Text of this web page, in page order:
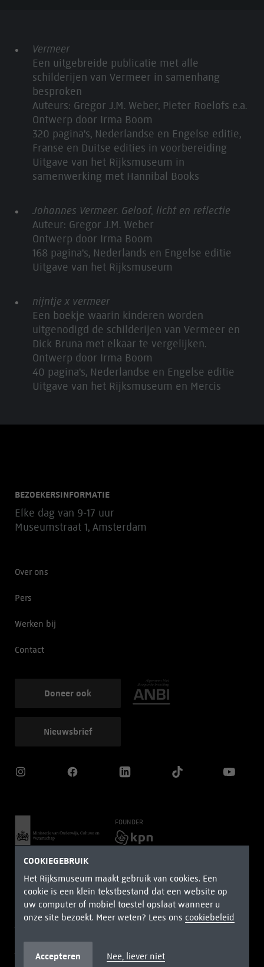
COOKIEGEBRUIK
Het Rijksmuseum maakt gebruik van cookies. Een
cookie is een klein tekstbestand dat een website op
uw computer of mobiel toestel opslaat wanneer u
onze site bezoekt. Meer weten? Lees ons cookiebeleid
Accepteren Nee, liever niet
Vermeer
Een uitgebreide publicatie met alle
schilderijen van Vermeer in samenhang
besproken
Auteurs: Gregor J.M. Weber, Pieter Roelofs e.a.
Ontwerp door Irma Boom
320 pagina's, Nederlandse en Engelse editie,
Franse en Duitse edities in voorbereiding
Uitgave van het Rijksmuseum in
samenwerking met Hannibal Books
Johannes Vermeer. Geloof, licht en reflectie
Auteur: Gregor J.M. Weber
Ontwerp door Irma Boom
168 pagina's, Nederlands en Engelse editie
Uitgave van het Rijksmuseum
nijntje x vermeer
Een boekje waarin kinderen worden
uitgenodigd de schilderijen van Vermeer en
Dick Bruna met elkaar te vergelijken.
Ontwerp door Irma Boom
40 pagina's, Nederlandse en Engelse editie
Uitgave van het Rijksmuseum en Mercis
BEZOEKERSINFORMATIE
Elke dag van 9-17 uur
Museumstraat 1, Amsterdam
Over ons
Pers
Werken bij
Contact
Doneer ook
Nieuwsbrief
FOUNDER
Algemene voorwaarden Privacy Cookiebeleid
Verklaring toegankelijkheid